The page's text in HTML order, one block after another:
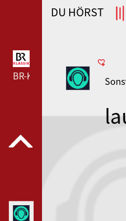
WDR 4 --- WDR 4 ---
BR-KLASSIK --- BR-KLASSIK
DU HÖRST